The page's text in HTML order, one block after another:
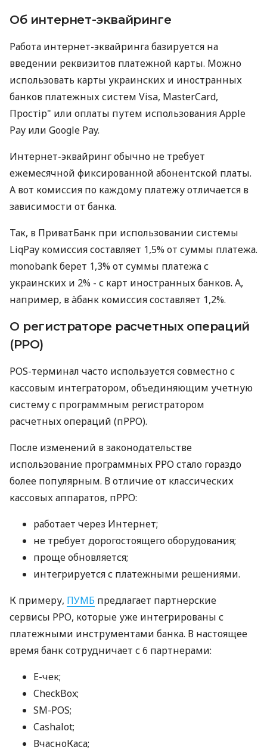
Об интернет-эквайринге
Работа интернет-эквайринга базируется на
введении реквизитов платежной карты. Можно
использовать карты украинских и иностранных
банков платежных систем Visa, MasterCard,
Простір" или оплаты путем использования Apple
Pay или Google Pay.
Интернет-эквайринг обычно не требует
ежемесячной фиксированной абонентской платы.
А вот комиссия по каждому платежу отличается в
зависимости от банка.
Так, в ПриватБанк при использовании системы
LiqPay комиссия составляет 1,5% от суммы платежа.
monobank берет 1,3% от суммы платежа с
украинских и 2% - с карт иностранных банков. А,
например, в àбанк комиссия составляет 1,2%.
О регистраторе расчетных операций
(РРО)
POS-терминал часто используется совместно с
кассовым интегратором, объединяющим учетную
систему с программным регистратором
расчетных операций (пРРО).
После изменений в законодательстве
использование программных РРО стало гораздо
более популярным. В отличие от классических
кассовых аппаратов, пРРО:
работает через Интернет;
не требует дорогостоящего оборудования;
проще обновляется;
интегрируется с платежными решениями.
К примеру, ПУМБ предлагает партнерские
сервисы РРО, которые уже интегрированы с
платежными инструментами банка. В настоящее
время банк сотрудничает с 6 партнерами:
E-чек;
CheckBox;
SM-POS;
Cashalot;
ВчасноКаса;